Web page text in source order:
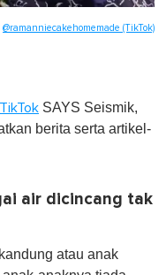
@ramanniecakehomemade (TikTok)
TikTok SAYS Seismik,
berita serta artikel-
air dicincang tak
atau anak